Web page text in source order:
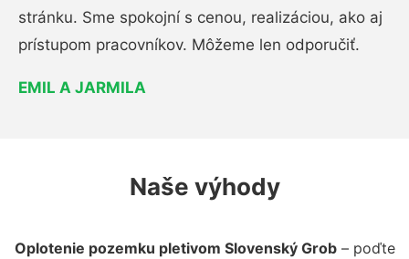
stránku. Sme spokojní s cenou, realizáciou, ako aj
prístupom pracovníkov. Môžeme len odporučiť.
EMIL A JARMILA
Naše výhody
Oplotenie pozemku pletivom Slovenský Grob– poďte